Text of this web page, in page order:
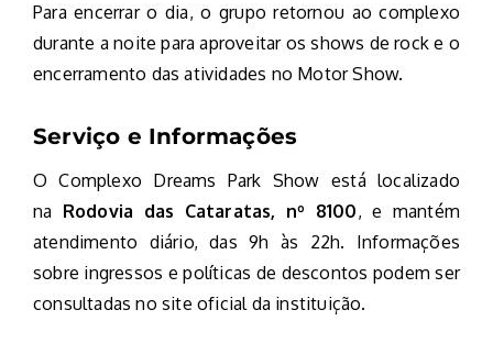
Para encerrar o dia, o grupo retornou ao complexo
durante a noite para aproveitar os shows de rock e o
encerramento das atividades no Motor Show.
Serviço e Informações
O Complexo Dreams Park Show está localizado
na Rodovia das Cataratas, nº 8100, e mantém
atendimento diário, das 9h às 22h. Informações
sobre ingressos e políticas de descontos podem ser
consultadas no site oficial da instituição.